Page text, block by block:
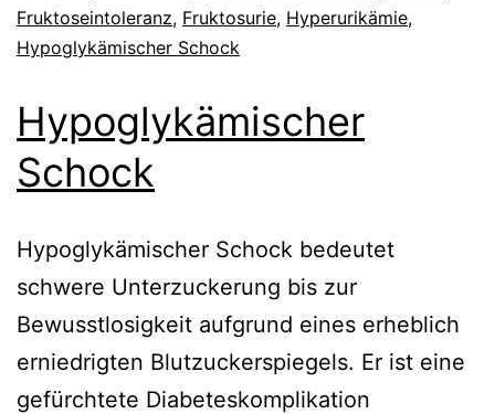
Fruktoseintoleranz, Fruktosurie, Hyperurikämie,
Hypoglykämischer Schock
Hypoglykämischer
Schock
Hypoglykämischer Schock bedeutet
schwere Unterzuckerung bis zur
Bewusstlosigkeit aufgrund eines erheblich
erniedrigten Blutzuckerspiegels. Er ist eine
gefürchtete Diabeteskomplikation